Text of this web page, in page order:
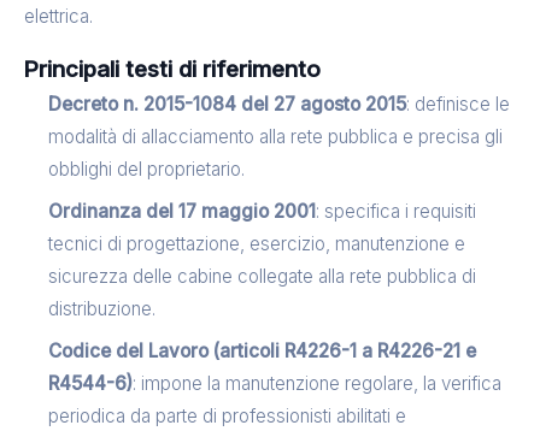
elettrica.
Principali testi di riferimento
Decreto n. 2015-1084 del 27 agosto 2015: definisce le
modalità di allacciamento alla rete pubblica e precisa gli
obblighi del proprietario.
Ordinanza del 17 maggio 2001: specifica i requisiti
tecnici di progettazione, esercizio, manutenzione e
sicurezza delle cabine collegate alla rete pubblica di
distribuzione.
Codice del Lavoro (articoli R4226-1 a R4226-21 e
R4544-6): impone la manutenzione regolare, la verifica
periodica da parte di professionisti abilitati e